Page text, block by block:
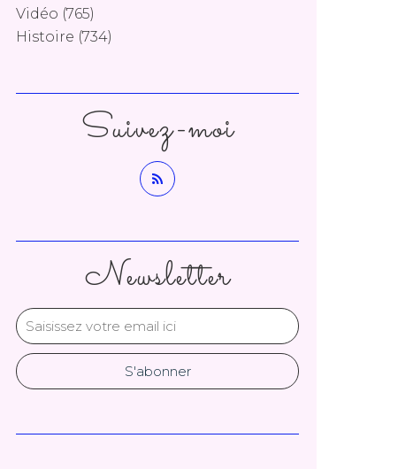
Newsletter
Vidéo (765)
Histoire (734)
Suivez-moi